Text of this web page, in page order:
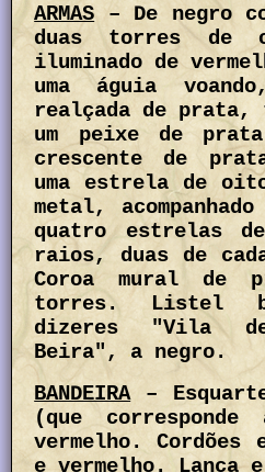
ARMAS– De negro
duas torres de
iluminado de
uma águia
realçada de prata,
um peixe de
crescente de
uma estrela de
metal,
quatro estrelas
raios, duas de
Coroa mural de
torres. Listel
dizeres "Vila
Beira", a negro.
BANDEIRA–
(que
vermelho.
e vermelho. Lança